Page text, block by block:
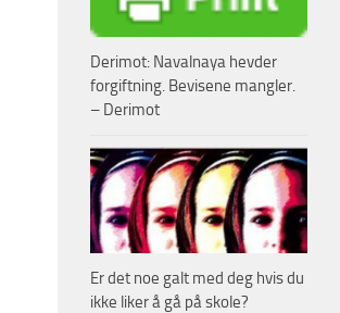
Derimot: Navalnaya hevder
forgiftning. Bevisene mangler.
– Derimot
Er det noe galt med deg hvis du
ikke liker å gå på skole?